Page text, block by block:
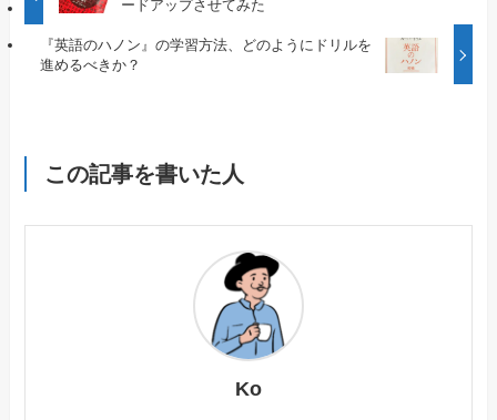
ードアップさせてみた
『英語のハノン』の学習方法、どのようにドリルを
進めるべきか？
この記事を書いた人
Ko